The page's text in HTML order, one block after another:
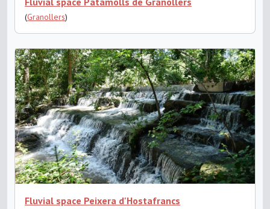
(Granollers)
Fluvial space Peixera d'Hostafrancs